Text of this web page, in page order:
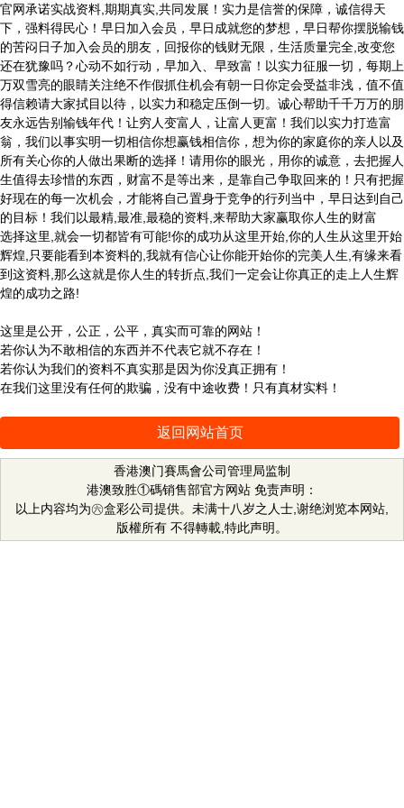
官网承诺实战资料,期期真实,共同发展！实力是信誉的保障，诚信得天
下，强料得民心！早日加入会员，早日成就您的梦想，早日帮你摆脱输钱
的苦闷日子加入会员的朋友，回报你的钱财无限，生活质量完全,改变您
还在犹豫吗？心动不如行动，早加入、早致富！以实力征服一切，每期上
万双雪亮的眼睛关注绝不作假抓住机会有朝一日你定会受益非浅，值不值
得信赖请大家拭目以待，以实力和稳定压倒一切。诚心帮助千千万万的朋
友永远告别输钱年代！让穷人变富人，让富人更富！我们以实力打造富
翁，我们以事实明一切相信你想赢钱相信你，想为你的家庭你的亲人以及
所有关心你的人做出果断的选择！请用你的眼光，用你的诚意，去把握人
生值得去珍惜的东西，财富不是等出来，是靠自己争取回来的！只有把握
好现在的每一次机会，才能将自己置身于竞争的行列当中，早日达到自己
的目标！我们以最精,最准,最稳的资料,来帮助大家赢取你人生的财富
选择这里,就会一切都皆有可能!你的成功从这里开始,你的人生从这里开始
辉煌,只要能看到本资料的,我就有信心让你能开始你的完美人生,有缘来看
到这资料,那么这就是你人生的转折点,我们一定会让你真正的走上人生辉
煌的成功之路!
这里是公开，公正，公平，真实而可靠的网站！
若你认为不敢相信的东西并不代表它就不存在！
若你认为我们的资料不真实那是因为你没真正拥有！
在我们这里没有任何的欺骗，没有中途收费！只有真材实料！
返回网站首页
香港澳门賽馬會公司管理局监制
港澳致胜①碼销售部官方网站 免责声明：
以上内容均为㊅盒彩公司提供。未满十八岁之人士,谢绝浏览本网站,
版權所有 不得轉載,特此声明。